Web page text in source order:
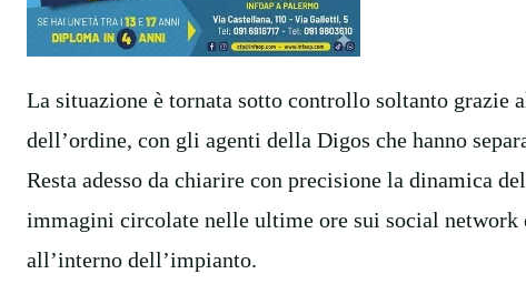
La situazione è tornata sotto controllo soltanto grazie
dell’ordine, con gli agenti della Digos che hanno
Resta adesso da chiarire con precisione la dinamica
immagini circolate nelle ultime ore sui social network
all’interno dell’impianto.